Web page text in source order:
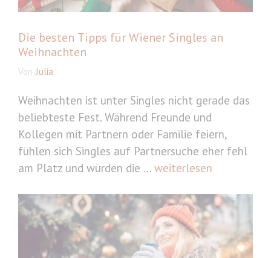
Die besten Tipps für Wiener Singles an
Weihnachten
Von Julia
Weihnachten ist unter Singles nicht gerade das
beliebteste Fest. Während Freunde und
Kollegen mit Partnern oder Familie feiern,
fühlen sich Singles auf Partnersuche eher fehl
am Platz und würden die ... weiterlesen